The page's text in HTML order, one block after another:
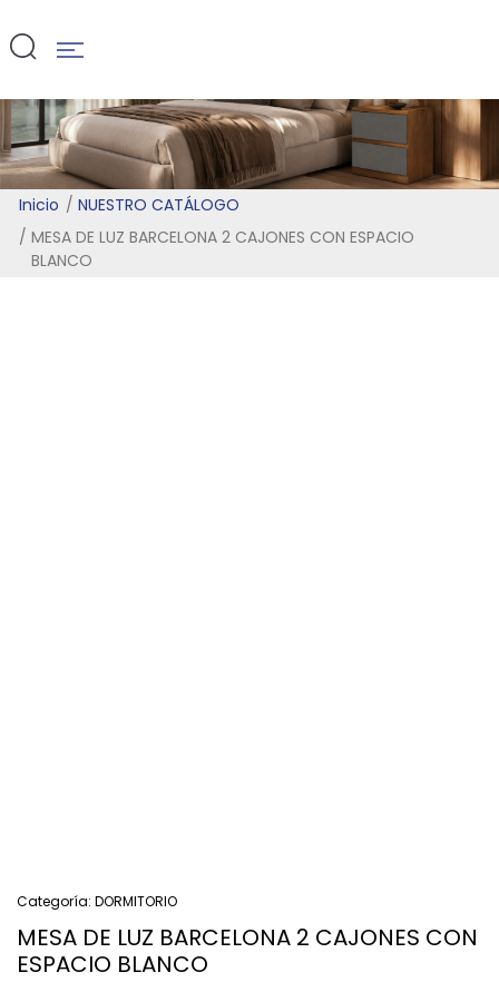
Inicio
NUESTRO CATÁLOGO
MESA DE LUZ BARCELONA 2 CAJONES CON ESPACIO
BLANCO
Categoría: DORMITORIO
MESA DE LUZ BARCELONA 2 CAJONES CON
ESPACIO BLANCO